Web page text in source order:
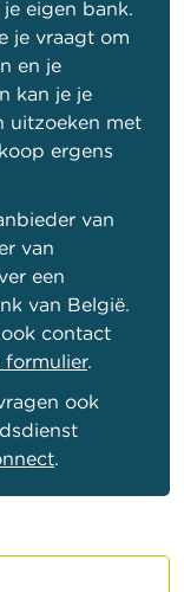
eigen bank.
je vraagt om
en je
kan je je
uitzoeken met
ergens
van
van
een
van België.
contact
formulier.
ook
.